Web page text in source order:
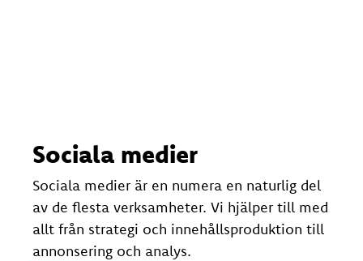
Sociala medier
Sociala medier är en numera en naturlig del
av de flesta verksamheter. Vi hjälper till med
allt från strategi och innehållsproduktion till
annonsering och analys.